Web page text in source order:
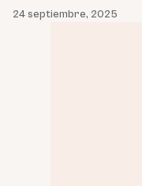
24 septiembre, 2025